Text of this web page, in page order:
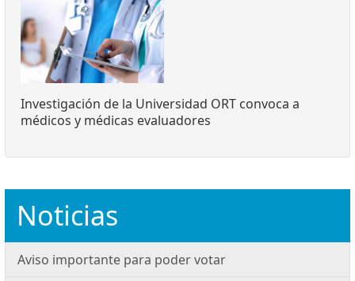
Investigación de la Universidad ORT convoca a
médicos y médicas evaluadores
Noticias
Aviso importante para poder votar